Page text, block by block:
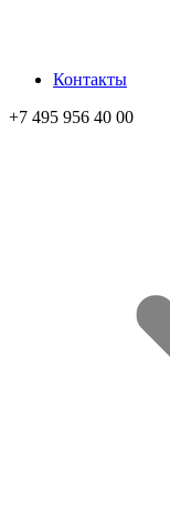
Контакты
+7 495 956 40 00